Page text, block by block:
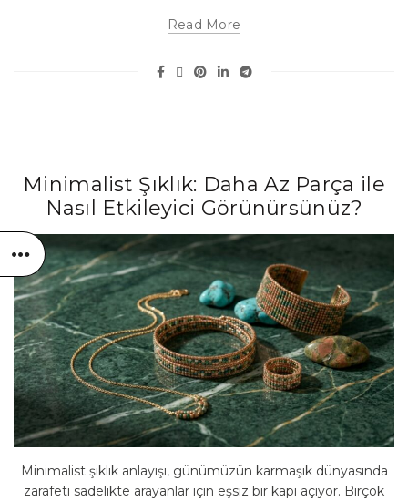
Read More
Minimalist Şıklık: Daha Az Parça ile
Nasıl Etkileyici Görünürsünüz?
Minimalist şıklık anlayışı, günümüzün karmaşık dünyasında
zarafeti sadelikte arayanlar için eşsiz bir kapı açıyor. Birçok